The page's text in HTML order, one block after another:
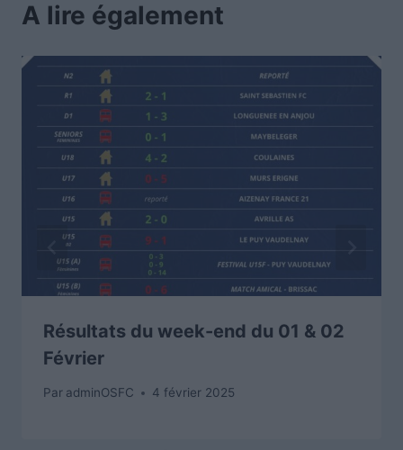
A lire également
Résultats du week-end du 01 & 02
Février
Par adminOSFC 4 février 2025